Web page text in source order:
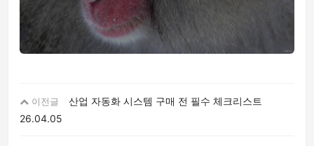
이전글
산업 자동화 시스템 구매 전 필수 체크리스트
26.04.05